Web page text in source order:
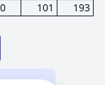
101 193